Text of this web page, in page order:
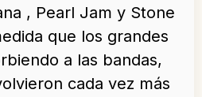
, Pearl Jam y Stone
que los grandes
a las bandas,
cada vez más